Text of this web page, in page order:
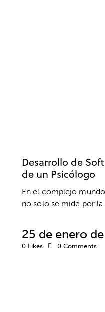
Desarrollo de
de un Psicólogo
En el complejo
no solo se mide por
25 de enero
0 Likes 0 Comments